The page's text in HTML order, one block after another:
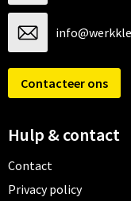
Contacteer ons
Hulp & contact
Contact
Privacy policy